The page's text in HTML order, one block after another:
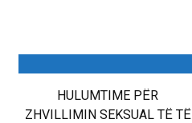
HULUMTIME PËR
ZHVILLIMIN SEKSUAL TË TË